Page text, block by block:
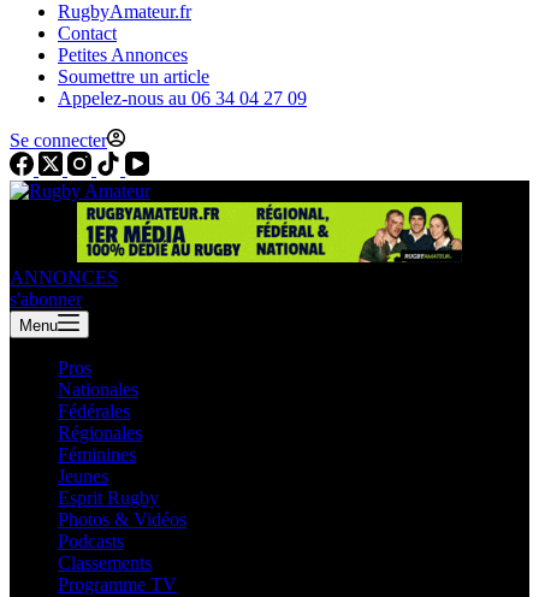
RugbyAmateur.fr
Contact
Petites Annonces
Soumettre un article
Appelez-nous au 06 34 04 27 09
Se connecter
ANNONCES
s'abonner
Menu
Pros
Nationales
Fédérales
Régionales
Féminines
Jeunes
Esprit Rugby
Photos & Vidéos
Podcasts
Classements
Programme TV